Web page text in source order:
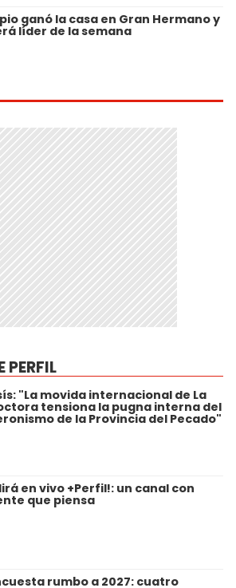
ganó la casa en Gran Hermano y
líder de la semana
PERFIL
"La movida internacional de La
tensiona la pugna interna del
de la Provincia del Pecado"
en vivo +Perfil!: un canal con
que piensa
rumbo a 2027: cuatro